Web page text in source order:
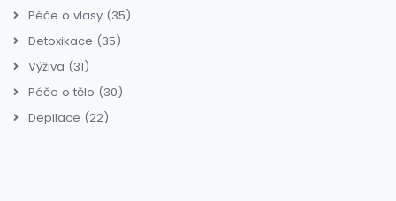
Péče o vlasy (35)
Detoxikace (35)
Výživa (31)
Péče o tělo (30)
Depilace (22)